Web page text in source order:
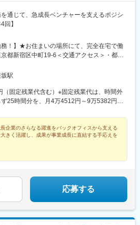
通じて、急成長ベンチャーを支えるポジシ
回】
務！】★お住まいの場所にて、完全在宅で働
都新宿区中町19-6＜交通アクセス＞・都営
坂駅」より徒歩4分・東京メトロ東西線「神楽
JR中央線／総武線「飯田橋駅」より徒歩約
駅
（固定残業代含む）※固定残業代は、時間外
25時間分を、月4万4512円～9万5382円支
企業のさらなる躍進をバックオフィスから支える
きく活躍し、成果が事業成長に直結する手応えを
応募する